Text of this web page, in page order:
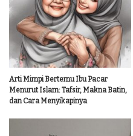
Arti Mimpi Bertemu Ibu Pacar
Menurut Islam: Tafsir, Makna Batin,
dan Cara Menyikapinya